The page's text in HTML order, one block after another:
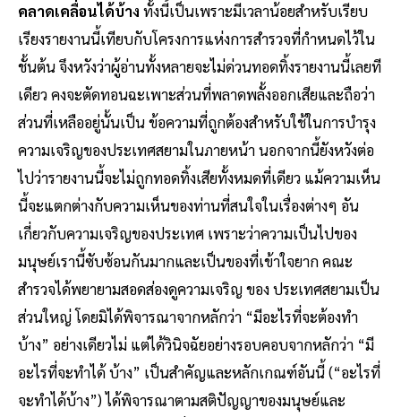
คลาดเคลื่อนได้บ้าง ทั้งนี้เป็นเพราะมีเวลาน้อยสําหรับเรียบ
เรียงรายงานนี้เทียบกับโครงการแห่งการสํารวจที่กําหนดไว้ใน
ชั้นต้น จึงหวังว่าผู้อ่านทั้งหลายจะไม่ด่วนทอดทิ้งรายงานนี้เลยที
เดียว คงจะตัดทอนฉะเพาะส่วนที่พลาดพลั้งออกเสียและถือว่า
ส่วนที่เหลืออยู่นั้นเป็น ข้อความที่ถูกต้องสําหรับใช้ในการบํารุง
ความเจริญของประเทศสยามในภายหน้า นอกจากนี้ยังหวังต่อ
ไปว่ารายงานนี้จะไม่ถูกทอดทิ้งเสียทั้งหมดที่เดียว แม้ความเห็น
นี้จะแตกต่างกับความเห็นของท่านที่สนใจในเรื่องต่างๆ อัน
เกี่ยวกับความเจริญของประเทศ เพราะว่าความเป็นไปของ
มนุษย์เรานี้ซับซ้อนกันมากและเป็นของที่เข้าใจยาก คณะ
สํารวจได้พยายามสอดส่องดูความเจริญ ของ ประเทศสยามเป็น
ส่วนใหญ่ โดยมิได้พิจารณาจากหลักว่า “มีอะไรที่จะต้องทํา
บ้าง” อย่างเดียวไม่ แต่ได้วินิจฉัยอย่างรอบคอบจากหลักว่า “มี
อะไรที่จะทําได้ บ้าง” เป็นสําคัญและหลักเกณฑ์อันนี้ (“อะไรที่
จะทําได้บ้าง”) ได้พิจารณาตามสติปัญญาของมนุษย์และ